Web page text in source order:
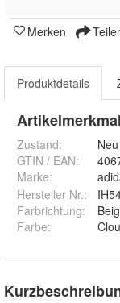
Merken
Produktdetails
Zustand:
Neu
GTIN / EAN:
Marke:
Hersteller Nr.:
Farbrichtung:
Farbe: